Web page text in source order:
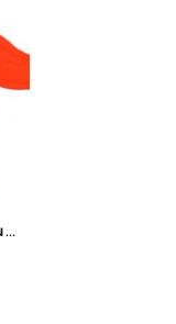
Les Carnets De L'underground